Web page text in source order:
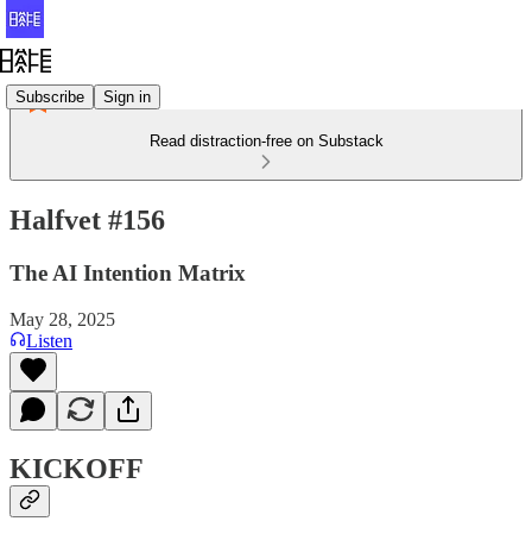
Subscribe Sign in
Read distraction-free on Substack
Halfvet #156
The AI Intention Matrix
May 28, 2025
Listen
KICKOFF